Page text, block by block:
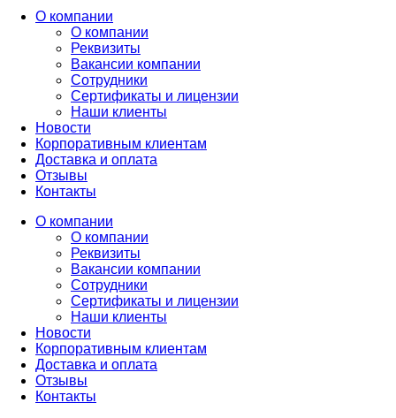
О компании
О компании
Реквизиты
Вакансии компании
Сотрудники
Сертификаты и лицензии
Наши клиенты
Новости
Корпоративным клиентам
Доставка и оплата
Отзывы
Контакты
О компании
О компании
Реквизиты
Вакансии компании
Сотрудники
Сертификаты и лицензии
Наши клиенты
Новости
Корпоративным клиентам
Доставка и оплата
Отзывы
Контакты